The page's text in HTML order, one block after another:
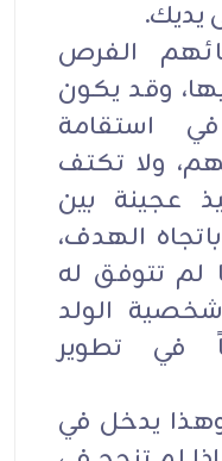
يديك.
الفرص
وقد يكون
استقامة
ولا تكتف
عجينة بين
الهدف،
لم تتوفق له
الولد
في تطوير
يدخل في